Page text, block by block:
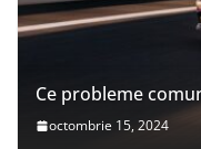
Ce probleme
octombrie 15, 2024